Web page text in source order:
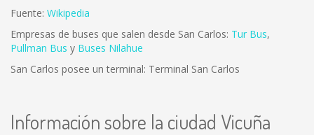
Fuente: Wikipedia
Empresas de buses que salen desde San Carlos: Tur Bus,
Pullman Bus y Buses Nilahue
San Carlos posee un terminal: Terminal San Carlos
Información sobre la ciudad Vicuña